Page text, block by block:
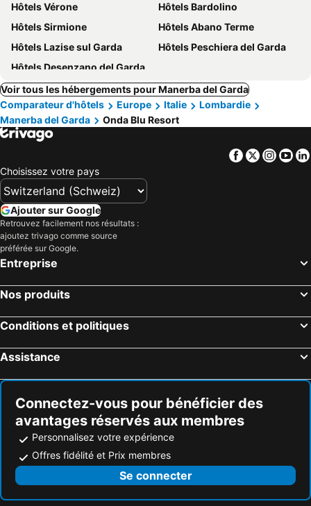
Hôtels Vérone
Hôtels Bardolino
Hôtels Sirmione
Hôtels Abano Terme
Hôtels Lazise sul Garda
Hôtels Peschiera del Garda
Hôtels Desenzano del Garda
Voir tous les hébergements pour Manerba del Garda
Comparateur d'hôtels
Europe Italie
Lombardie
Manerba del Garda
Onda Blu Resort
Facebook
Twitter
Choisissez votre pays
Ajouter sur Google
Retrouvez facilement nos résultats :
ajoutez trivago comme source
préférée sur Google.
Entreprise
Nos produits
Conditions et politiques
Assistance
Connectez-vous pour bénéficier des
avantages réservés aux membres
Personnalisez votre expérience
Offres fidélité et Prix membres
Se connecter